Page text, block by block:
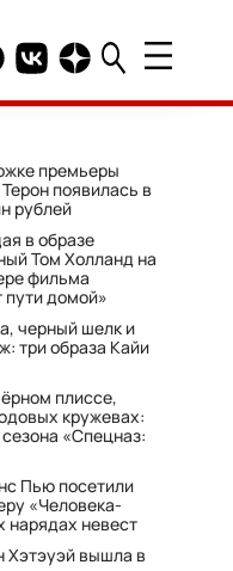
канал HELLO
Группа HELLO
Канал HELLO в
премьеры
появилась в
рублей
в образе
Том Холланд на
фильма
пути домой»
черный шелк и
три образа Кайи
плиссе,
кружевах:
«Спецназ:
Пью посетили
«Человека-
нарядах невест
Хэтэуэй вышла в